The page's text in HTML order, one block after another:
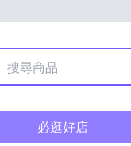
必逛好店